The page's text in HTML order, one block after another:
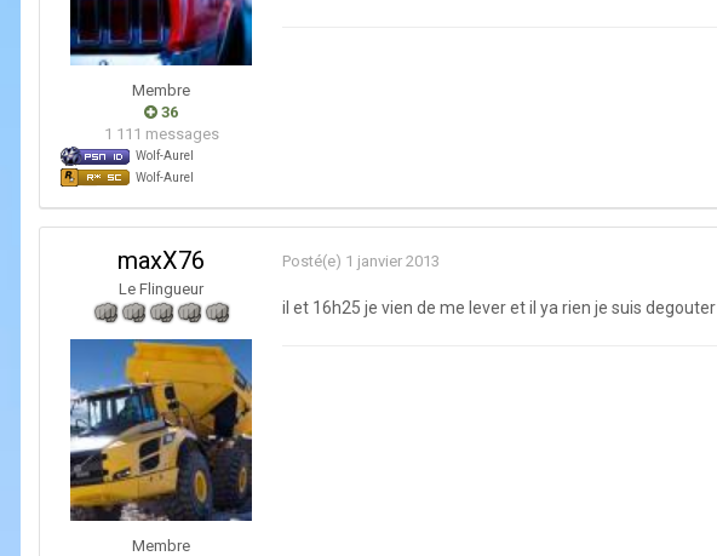
Membre
36
1 111 messages
Wolf-Aurel
Wolf-Aurel
maxX76
Le Flingueur
Membre
Posté(e) 1 janvier 2013
il et 16h25 je vien de me lever et il ya rien je suis degouter